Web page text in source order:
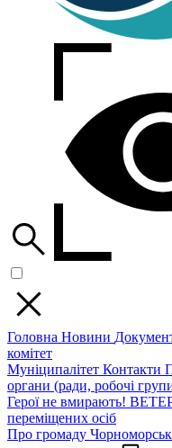
Головна Новини
комітет
Муніципалітет Контакти
органи (ради, робочі
Герої не вмирають!
переміщених осіб
Про громаду